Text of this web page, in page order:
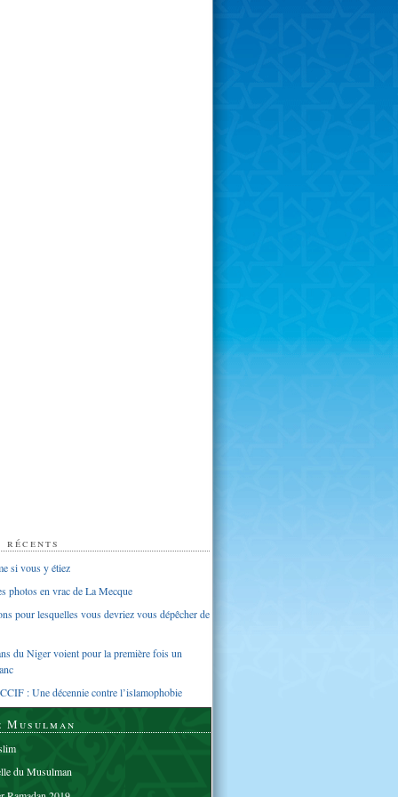
si vous y étiez
photos en vrac de La Mecque
pour lesquelles vous devriez vous dépêcher de
du Niger voient pour la première fois un
: Une décennie contre l’islamophobie
Musulman
du Musulman